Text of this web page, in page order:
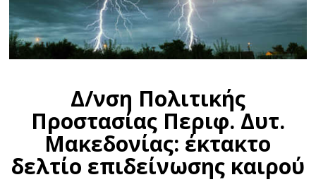
Δ/νση Πολιτικής
Προστασίας Περιφ. Δυτ.
Μακεδονίας: έκτακτο
δελτίο επιδείνωσης καιρού